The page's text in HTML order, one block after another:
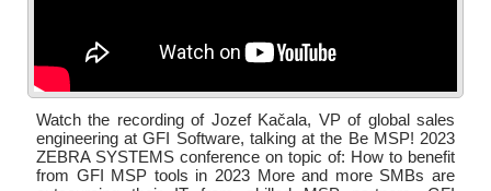
Watch the recording of Jozef Kačala, VP of global sales
engineering at GFI Software, talking at the Be MSP! 2023
ZEBRA SYSTEMS conference on topic of: How to benefit
from GFI MSP tools in 2023 More and more SMBs are